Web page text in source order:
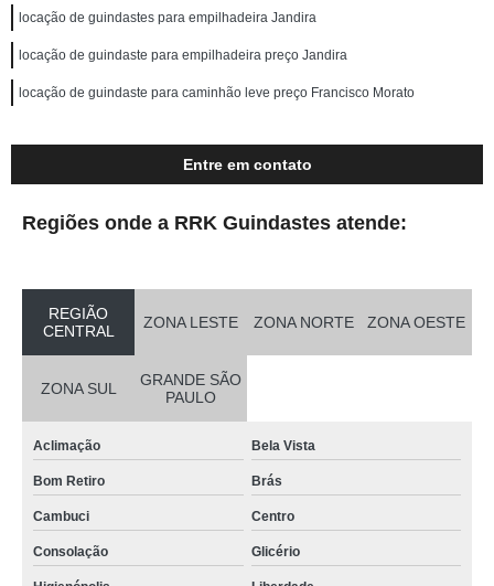
locação de guindastes para empilhadeira Jandira
locação de guindaste para empilhadeira preço Jandira
locação de guindaste para caminhão leve preço Francisco Morato
Entre em contato
Regiões onde a RRK Guindastes atende:
REGIÃO
CENTRAL
ZONA LESTE ZONA NORTE ZONA OESTE
ZONA SUL
GRANDE SÃO
PAULO
Aclimação Bela Vista
Bom Retiro Brás
Cambuci Centro
Consolação Glicério